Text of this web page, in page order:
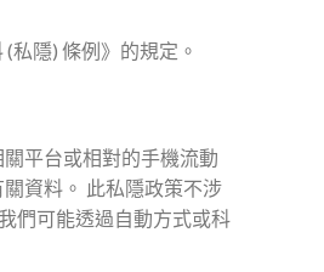
隱) 條例》的規定。
平台或相對的手機流動
資料。 此私隱政策不涉
們可能透過自動方式或科